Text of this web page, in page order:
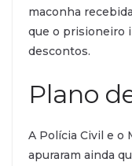
maconha
que o prisioneiro
descontos.
Plano
A Polícia Civil e o
apuraram ainda